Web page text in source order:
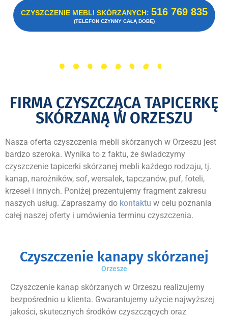
CZYSZCZENIE MEBLI SKÓRZANYCH: 516 769 835
(TELEFON CZYNNY CAŁĄ DOBĘ)
FIRMA CZYSZCZĄCA TAPICERKĘ
SKÓRZANĄ W ORZESZU
Nasza oferta czyszczenia mebli skórzanych w Orzeszu jest
bardzo szeroka. Wynika to z faktu, że świadczymy
czyszczenie tapicerki skórzanej mebli każdego rodzaju, tj.
kanap, narożników, sof, wersalek, tapczanów, puf, foteli,
krzeseł i innych. Poniżej prezentujemy fragment zakresu
naszych usług. Zapraszamy do kontaktu w celu poznania
całej naszej oferty i umówienia terminu czyszczenia.
Czyszczenie kanapy skórzanej
Orzesze
Czyszczenie kanap skórzanych w Orzeszu realizujemy
bezpośrednio u klienta. Gwarantujemy użycie najwyższej
jakości, skutecznych środków czyszczących oraz